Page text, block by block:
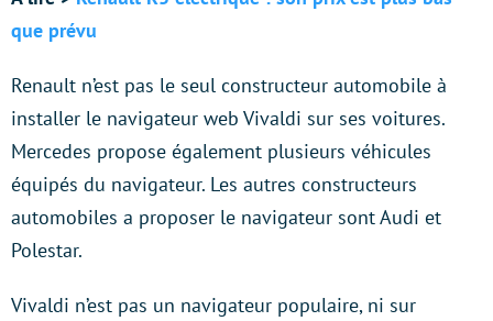
que prévu
Renault n’est pas le seul constructeur automobile à
installer le navigateur web Vivaldi sur ses voitures.
Mercedes propose également plusieurs véhicules
équipés du navigateur. Les autres constructeurs
automobiles a proposer le navigateur sont Audi et
Polestar.
Vivaldi n’est pas un navigateur populaire, ni sur